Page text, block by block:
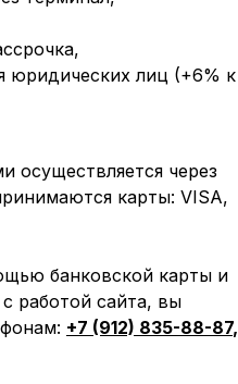
юридических лиц (+6% к
осуществляется через
карты: VISA,
банковской карты и
работой сайта, вы
+7 (912) 835-88-87,